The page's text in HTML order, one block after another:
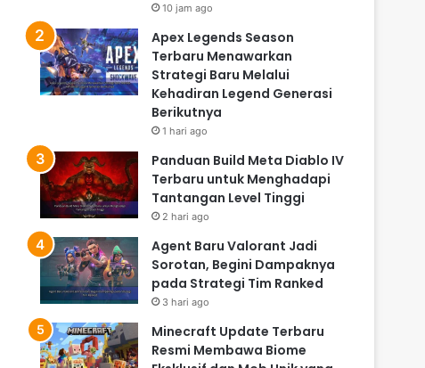
10 jam ago
Apex Legends Season
Terbaru Menawarkan
Strategi Baru Melalui
Kehadiran Legend Generasi
Berikutnya
1 hari ago
Panduan Build Meta Diablo IV
Terbaru untuk Menghadapi
Tantangan Level Tinggi
2 hari ago
Agent Baru Valorant Jadi
Sorotan, Begini Dampaknya
pada Strategi Tim Ranked
3 hari ago
Minecraft Update Terbaru
Resmi Membawa Biome